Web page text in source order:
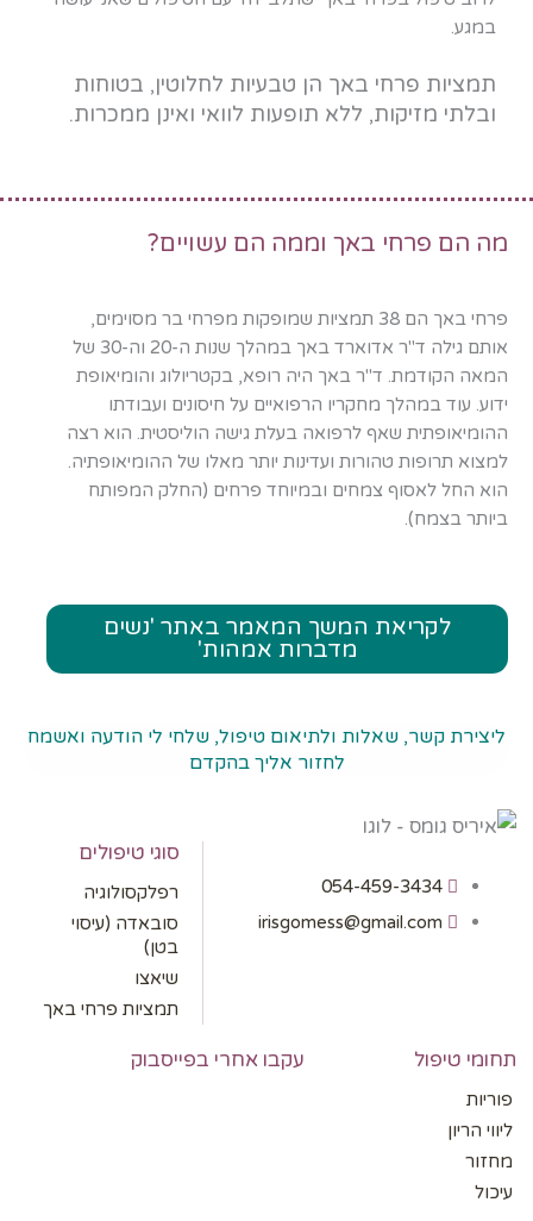
במגע.
תמציות פרחי באך הן טבעיות לחלוטין, בטוחות
ובלתי מזיקות, ללא תופעות לוואי ואינן ממכרות.
מה הם פרחי באך וממה הם עשויים?
פרחי באך הם 38 תמציות שמופקות מפרחי בר מסוימים,
אותם גילה ד"ר אדוארד באך במהלך שנות ה-20 וה-30 של
המאה הקודמת. ד"ר באך היה רופא, בקטריולוג והומיאופת
ידוע. עוד במהלך מחקריו הרפואיים על חיסונים ועבודתו
ההומיאופתית שאף לרפואה בעלת גישה הוליסטית. הוא רצה
למצוא תרופות טהורות ועדינות יותר מאלו של ההומיאופתיה.
הוא החל לאסוף צמחים ובמיוחד פרחים (החלק המפותח
ביותר בצמח).
לקריאת המשך המאמר באתר 'נשים
מדברות אמהות'
ליצירת קשר, שאלות ולתיאום טיפול, שלחי לי הודעה ואשמח
לחזור אליך בהקדם
054-459-3434
irisgomess@gmail.com
סוגי טיפולים
רפלקסולוגיה
סובאדה (עיסוי
בטן)
שיאצו
תמציות פרחי באך
תחומי טיפול
פוריות
ליווי הריון
מחזור
עיכול
עקבו אחרי בפייסבוק